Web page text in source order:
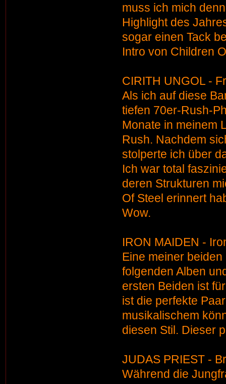
muss ich mich
Highlight des
sogar einen Tack
Intro von Children
CIRITH UNGOL -
Als ich auf diese
tiefen 70er-Rush-
Monate in meinem
Rush. Nachdem
stolperte ich über
Ich war total
deren Strukturen
Of Steel erinnert
Wow.
IRON MAIDEN -
Eine meiner
folgenden Alben
ersten Beiden ist
ist die perfekte
musikalischem
diesen Stil. Dieser
JUDAS PRIEST -
Während die